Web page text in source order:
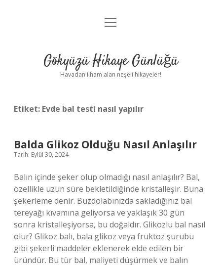
Anasayfa
Yasal Uyarı
menüyü
Gökyüzü Hikaye Günlüğü
Havadan ilham alan neşeli hikayeler!
Etiket: Evde bal testi nasıl yapılır
Balda Glikoz Olduğu Nasıl Anlaşılır
Tarih: Eylül 30, 2024
Balın içinde şeker olup olmadığı nasıl anlaşılır? Bal,
özellikle uzun süre bekletildiğinde kristalleşir. Buna
şekerleme denir. Buzdolabınızda sakladığınız bal
tereyağı kıvamına geliyorsa ve yaklaşık 30 gün
sonra kristalleşiyorsa, bu doğaldır. Glikozlu bal nasıl
olur? Glikoz balı, bala glikoz veya fruktoz şurubu
gibi şekerli maddeler eklenerek elde edilen bir
üründür. Bu tür bal, maliyeti düşürmek ve balın